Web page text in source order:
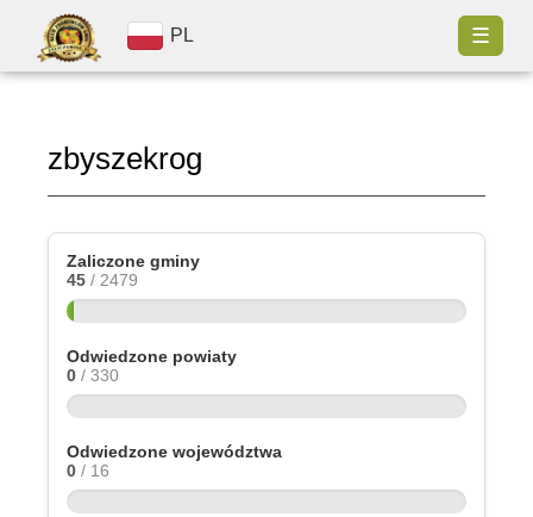
PL ☰
zbyszekrog
Zaliczone gminy
45 / 2479
Odwiedzone powiaty
0 / 330
Odwiedzone województwa
0 / 16